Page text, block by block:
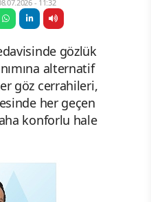
- 11:32
gözlük
alternatif
göz cerrahileri,
her geçen
konforlu hale